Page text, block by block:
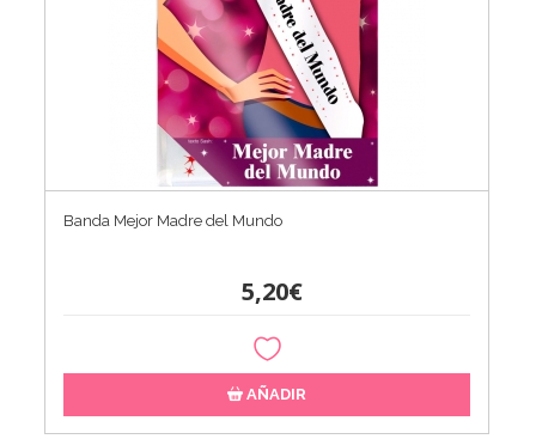
Banda Mejor Madre del Mundo
5,20€
AÑADIR